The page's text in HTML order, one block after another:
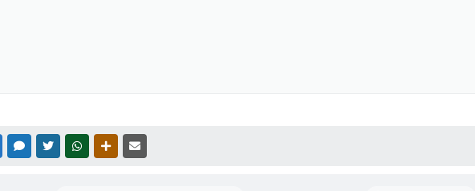
FACEBOOKMESSENGER
TWITTERWHATSAPPOUTRAS MÍDIAS